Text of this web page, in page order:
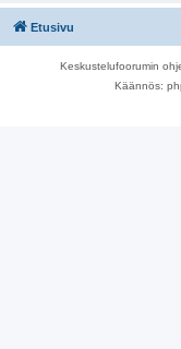
Etusivu
Keskustelufoorumin
Käännös: